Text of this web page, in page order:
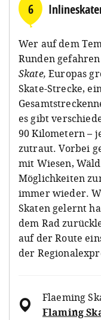
6
Wer auf dem
Runden
Skate,Europas
Skate-Strecke,
es gibt
90 Kilometern –
zutraut. Vorbei
mit Wiesen,
Möglichkeiten
immer wieder.
Skaten gelernt
dem Rad
auf der Route
der
Flaeming
Flaming